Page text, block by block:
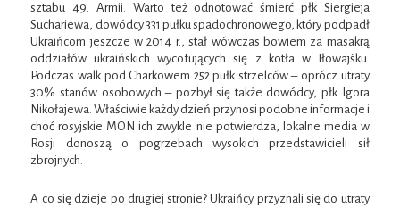
sztabu 49. Armii. Warto też odnotować śmierć płk Siergieja
Suchariewa, dowódcy 331 pułku spadochronowego, który podpadł
Ukraińcom jeszcze w 2014 r., stał wówczas bowiem za masakrą
oddziałów ukraińskich wycofujących się z kotła w Iłowajśku.
Podczas walk pod Charkowem 252 pułk strzelców – oprócz utraty
30% stanów osobowych – pozbył się także dowódcy, płk Igora
Nikołajewa. Właściwie każdy dzień przynosi podobne informacje i
choć rosyjskie MON ich zwykle nie potwierdza, lokalne media w
Rosji donoszą o pogrzebach wysokich przedstawicieli sił
zbrojnych.
A co się dzieje po drugiej stronie? Ukraińcy przyznali się do utraty